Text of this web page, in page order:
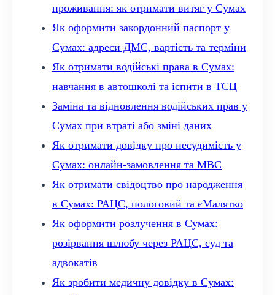
проживання: як отримати витяг у Сумах
Як оформити закордонний паспорт у
Сумах: адреси ДМС, вартість та терміни
Як отримати водійські права в Сумах:
навчання в автошколі та іспити в ТСЦ
Заміна та відновлення водійських прав у
Сумах при втраті або зміні даних
Як отримати довідку про несудимість у
Сумах: онлайн-замовлення та МВС
Як отримати свідоцтво про народження
в Сумах: РАЦС, пологовий та єМалятко
Як оформити розлучення в Сумах:
розірвання шлюбу через РАЦС, суд та
адвокатів
Як зробити медичну довідку в Сумах: